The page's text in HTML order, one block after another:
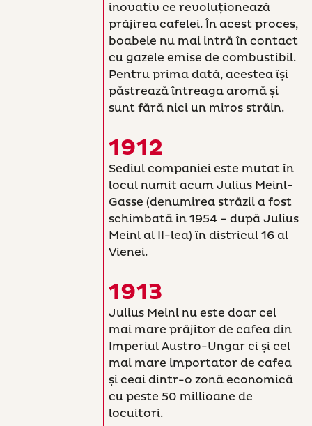
inovativ ce revoluționează
prăjirea cafelei. În acest proces,
boabele nu mai intră în contact
cu gazele emise de combustibil.
Pentru prima dată, acestea își
păstrează întreaga aromă și
sunt fără nici un miros străin.
1912
Sediul companiei este mutat în
locul numit acum Julius Meinl-
Gasse (denumirea străzii a fost
schimbată în 1954 – după Julius
Meinl al II-lea) în districul 16 al
Vienei.
1913
Julius Meinl nu este doar cel
mai mare prăjitor de cafea din
Imperiul Austro-Ungar ci și cel
mai mare importator de cafea
și ceai dintr-o zonă economică
cu peste 50 millioane de
locuitori.